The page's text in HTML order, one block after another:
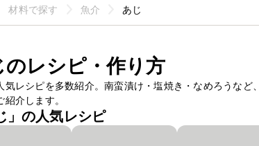
材料で探す 魚介 あじ
のレシピ・作り方
気レシピを多数紹介。南蛮漬け・塩焼き・なめろうな
紹介します。
」の人気レシピ